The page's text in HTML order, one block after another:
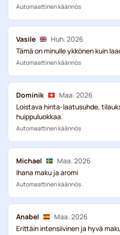
Automaattinen käännös
Vasile
Huh. 2026
Tämä on minulle ykkönen kuin
Automaattinen käännös
Dominik
Maa. 2026
Loistava hinta-laatusuhde,
huippuluokkaa.
Automaattinen käännös
Michael
Maa. 2026
Ihana maku ja aromi
Automaattinen käännös
Anabel
Maa. 2026
Erittäin intensiivinen ja hyvä